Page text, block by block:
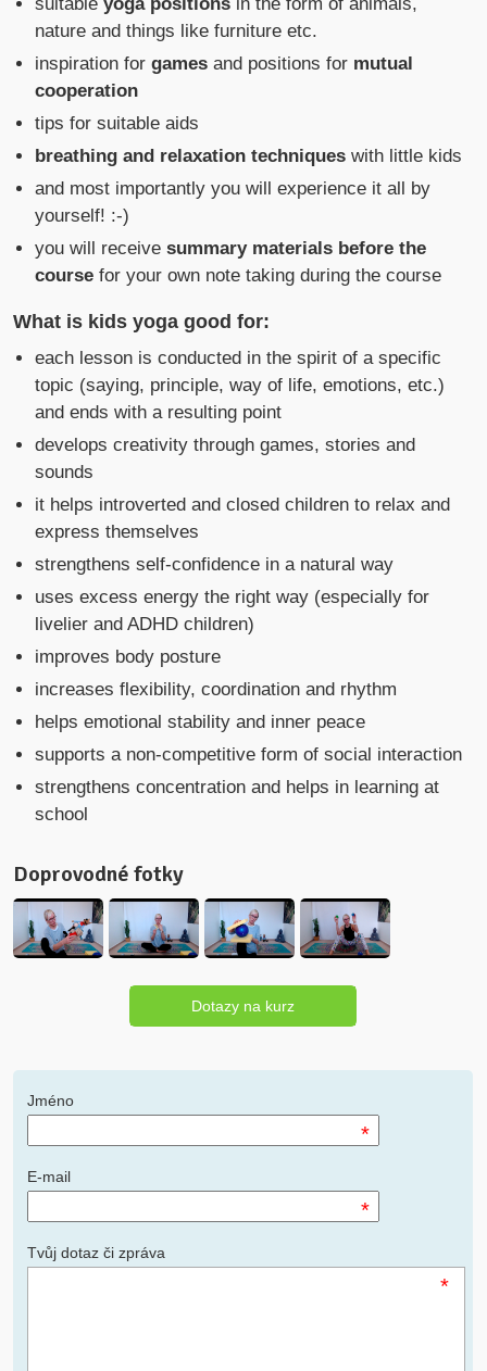
suitableyoga positions in the form of animals,
nature and things like furniture etc.
inspiration forgames and positions for mutual
cooperation
tips for suitable aids
breathing and relaxation techniques with little kids
and most importantly you will experience it all by
yourself! :-)
you will receivesummary materials before the
course for your own note taking during the course
What is kids yoga good for:
each lesson is conducted in the spirit of a specific
topic (saying, principle, way of life, emotions, etc.)
and ends with a resulting point
develops creativity through games, stories and
sounds
it helps introverted and closed children to relax and
express themselves
strengthens self-confidence in a natural way
uses excess energy the right way (especially for
livelier and ADHD children)
improves body posture
increases flexibility, coordination and rhythm
helps emotional stability and inner peace
supports a non-competitive form of social interaction
strengthens concentration and helps in learning at
school
Doprovodné fotky
Dotazy na kurz
Jméno
*
E-mail
*
Tvůj dotaz či zpráva
*